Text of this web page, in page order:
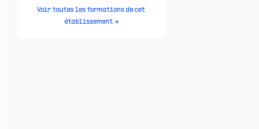
Voir toutes les formations de cet
établissement →